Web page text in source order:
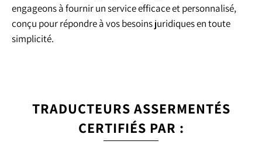
engageons à fournir un service efficace et personnalisé,
conçu pour répondre à vos besoins juridiques en toute
simplicité.
TRADUCTEURS ASSERMENTÉS
CERTIFIÉS PAR :